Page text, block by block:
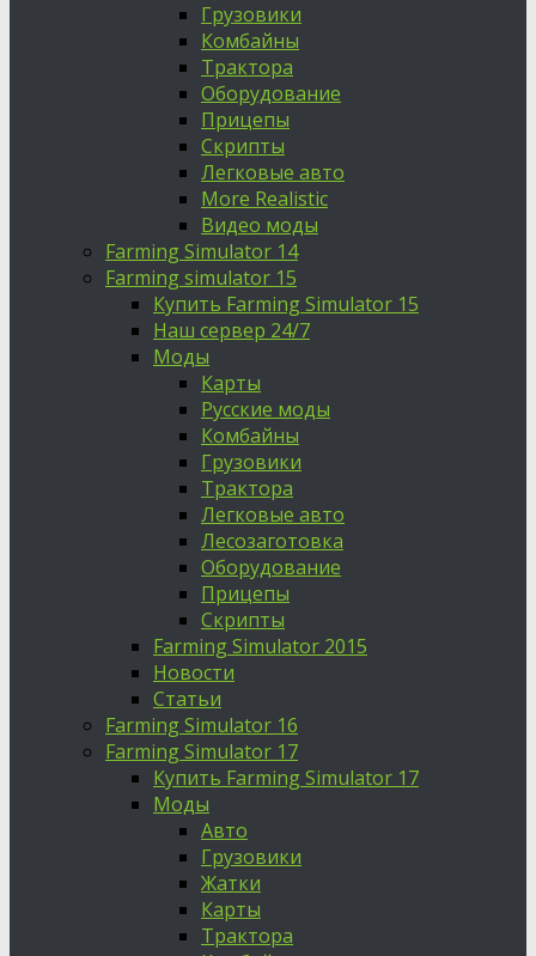
Грузовики
Комбайны
Трактора
Оборудование
Прицепы
Скрипты
Легковые авто
More Realistic
Видео моды
Farming Simulator 14
Farming simulator 15
Купить Farming Simulator 15
Наш сервер 24/7
Моды
Карты
Русские моды
Комбайны
Грузовики
Трактора
Легковые авто
Лесозаготовка
Оборудование
Прицепы
Скрипты
Farming Simulator 2015
Новости
Статьи
Farming Simulator 16
Farming Simulator 17
Купить Farming Simulator 17
Моды
Авто
Грузовики
Жатки
Карты
Трактора